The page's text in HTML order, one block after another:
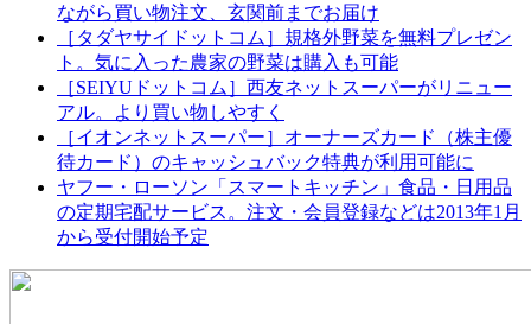
ながら買い物注文、玄関前までお届け
［タダヤサイドットコム］規格外野菜を無料プレゼン
ト。気に入った農家の野菜は購入も可能
［SEIYUドットコム］西友ネットスーパーがリニュー
アル。より買い物しやすく
［イオンネットスーパー］オーナーズカード（株主優
待カード）のキャッシュバック特典が利用可能に
ヤフー・ローソン「スマートキッチン」食品・日用品
の定期宅配サービス。注文・会員登録などは2013年1月
から受付開始予定